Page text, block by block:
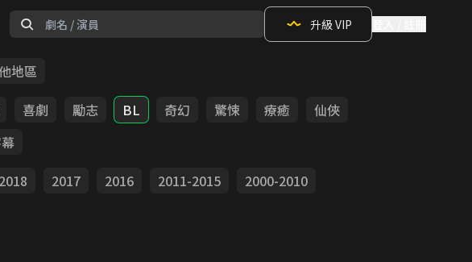
升級 VIP
地區
喜劇 勵志 BL 奇幻 驚悚 療癒
仙俠
2018 2017 2016 2011-2015 2000-2010